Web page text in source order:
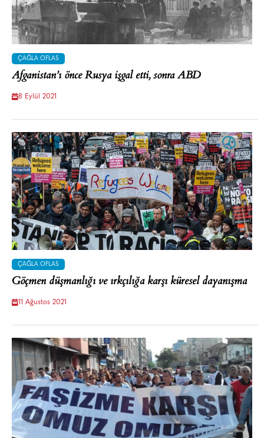
ÇAĞLA OFLAS
Afganistan’ı önce Rusya işgal etti, sonra ABD
8 Eylül 2021
ÇAĞLA OFLAS
Göçmen düşmanlığı ve ırkçılığa karşı küresel dayanışma
11 Ağustos 2021